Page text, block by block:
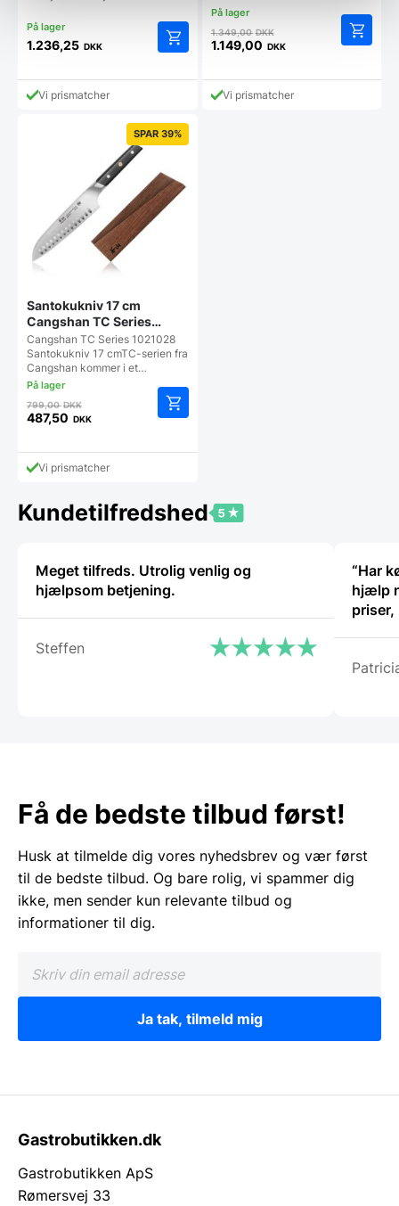
1.236,25 DKK
vare
varianter.
Mulighederne
vælges
på
varesiden
Vi prismatcher
1.349,00DKKDen
oprindelige
var:
1.349,00 DKK.
1.149,00 DKK
aktuelle
prisVi prismatcher
SPAR 39%
Santokukniv 17 cm
Cangshan TC Series
1021028
Cangshan TC Series 1021028
Santokukniv 17 cmTC-serien fra
Cangshan kommer i et…
799,00DKKDen
oprindelige
var:
799,00 DKK.
487,50 DKK
aktuelle
prisVi prismatcher
Kundetilfredshed
Meget tilfreds. Utrolig venlig og
hjælpsom betjening.
Steffen
“Har
hjælp
priser,
Få de bedste tilbud først!
Husk at tilmelde dig vores nyhedsbrev og vær først
til de bedste tilbud. Og bare rolig, vi spammer dig
ikke, men sender kun relevante tilbud og
informationer til dig.
Ja tak, tilmeld mig
Gastrobutikken.dk
Gastrobutikken ApS
Rømersvej 33